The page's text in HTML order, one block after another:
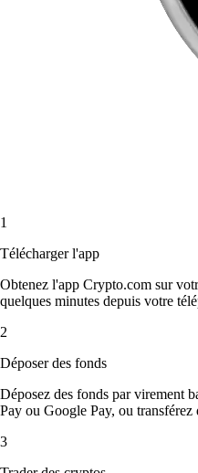
1
Télécharger l'app
Obtenez l'app Crypto.com sur
quelques minutes depuis votre
2
Déposer des fonds
Déposez des fonds par virement
Pay ou Google Pay, ou
3